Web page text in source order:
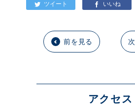
前を見る
アクセス